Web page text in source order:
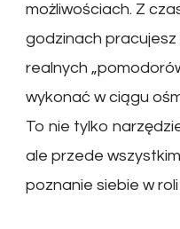
możliwościach. Z
godzinach pracujesz
realnych
wykonać w ciągu
To nie tylko
ale przede
poznanie siebie w